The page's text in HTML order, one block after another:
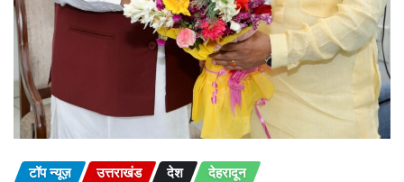
टॉप न्यूज़ उत्तराखंड देश देहरादून